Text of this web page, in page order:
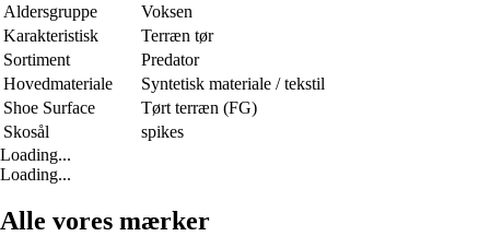
Aldersgruppe
Voksen
Karakteristisk
Terræn tør
Sortiment
Predator
Hovedmateriale
Syntetisk materiale / tekstil
Shoe Surface
Tørt terræn (FG)
Skosål
spikes
Loading...
Loading...
Alle vores mærker